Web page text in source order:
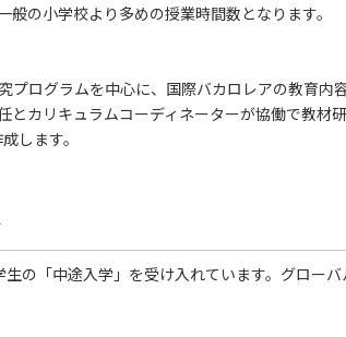
般の小学校より多めの授業時間数となります。
プログラムを中心に、国際バカロレアの教育内
とカリキュラムコーディネーターが協働で教
します。
生の「中途入学」を受け入れています。グロー